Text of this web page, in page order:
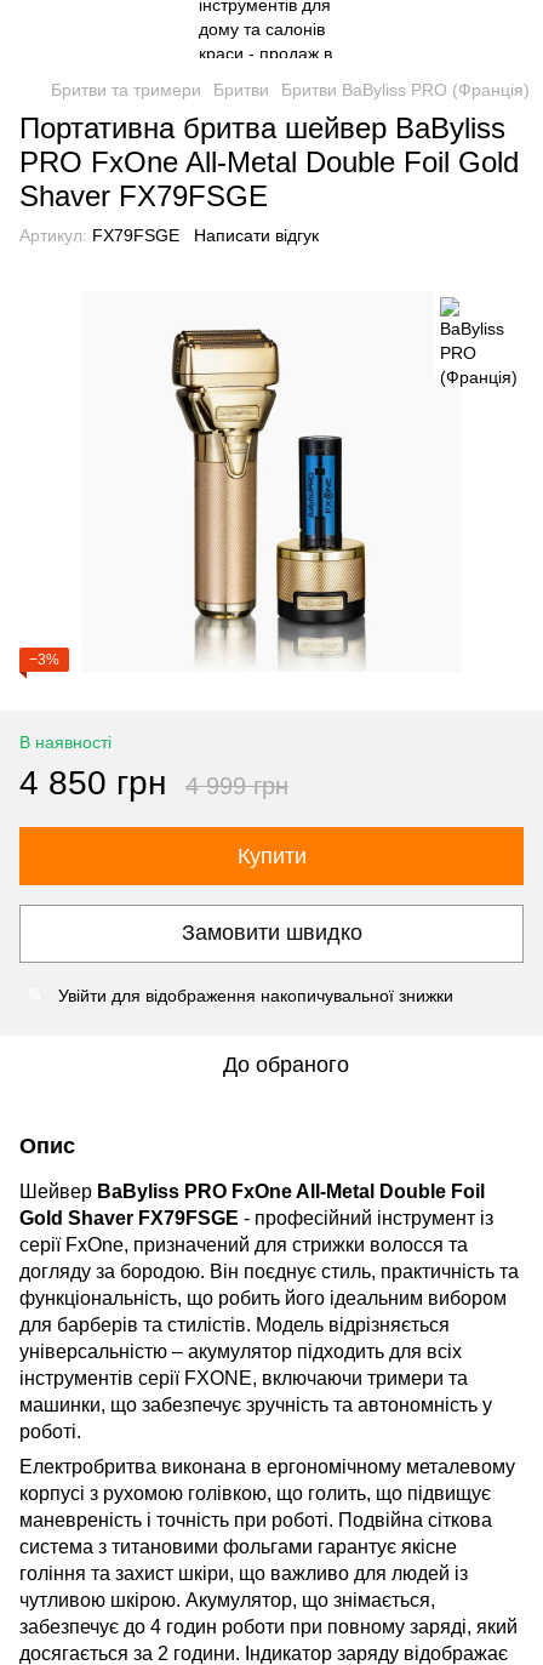
Бритви та тримери Бритви Бритви BaByliss PRO (Франція)
Портативна бритва шейвер BaByliss
PRO FxOne All-Metal Double Foil Gold
Shaver FX79FSGE
Артикул: FX79FSGE Написати відгук
−3%
В наявності
4 850 грн 4 999 грн
Купити
Замовити швидко
Увійти для відображення накопичувальної знижки
До обраного
Опис
Шейвер BaByliss PRO FxOne All-Metal Double Foil
Gold Shaver FX79FSGE - професійний інструмент із
серії FxOne, призначений для стрижки волосся та
догляду за бородою. Він поєднує стиль, практичність та
функціональність, що робить його ідеальним вибором
для барберів та стилістів. Модель відрізняється
універсальністю – акумулятор підходить для всіх
інструментів серії FXONE, включаючи тримери та
машинки, що забезпечує зручність та автономність у
роботі.
Електробритва виконана в ергономічному металевому
корпусі з рухомою голівкою, що голить, що підвищує
маневреність і точність при роботі. Подвійна сіткова
система з титановими фольгами гарантує якісне
гоління та захист шкіри, що важливо для людей із
чутливою шкірою. Акумулятор, що знімається,
забезпечує до 4 годин роботи при повному заряді, який
досягається за 2 години. Індикатор заряду відображає